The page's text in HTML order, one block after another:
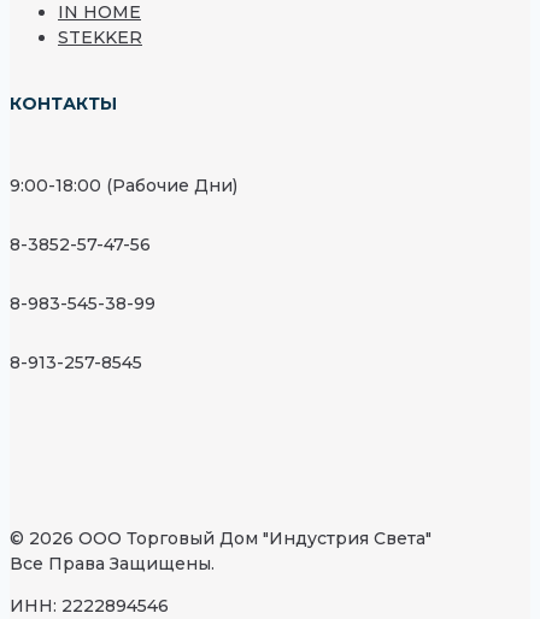
IN HOME
STEKKER
КОНТАКТЫ
9:00-18:00 (Рабочие Дни)
8-3852-57-47-56
8-983-545-38-99
8-913-257-8545
© 2026 ООО Торговый Дом "Индустрия Света"
Все Права Защищены.
ИНН: 2222894546